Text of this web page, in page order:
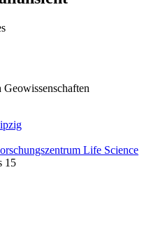
Life Science
15